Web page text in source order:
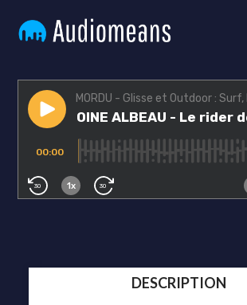
DESCRIPTION